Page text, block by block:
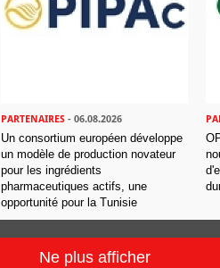
PARTENAIRES - 06.08.2026
Un consortium européen développe
un modèle de production novateur
pour les ingrédients
pharmaceutiques actifs, une
opportunité pour la Tunisie
Ne plus afficher